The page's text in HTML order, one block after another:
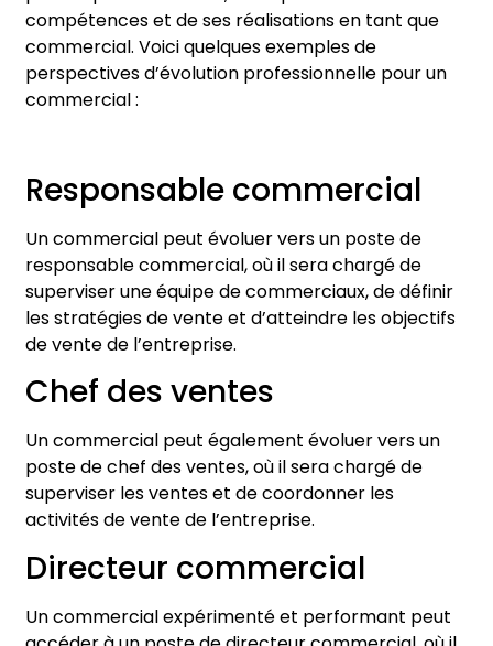
compétences et de ses réalisations en tant que
commercial. Voici quelques exemples de
perspectives d’évolution professionnelle pour un
commercial :
Responsable commercial
Un commercial peut évoluer vers un poste de
responsable commercial, où il sera chargé de
superviser une équipe de commerciaux, de définir
les stratégies de vente et d’atteindre les objectifs
de vente de l’entreprise.
Chef des ventes
Un commercial peut également évoluer vers un
poste de chef des ventes, où il sera chargé de
superviser les ventes et de coordonner les
activités de vente de l’entreprise.
Directeur commercial
Un commercial expérimenté et performant peut